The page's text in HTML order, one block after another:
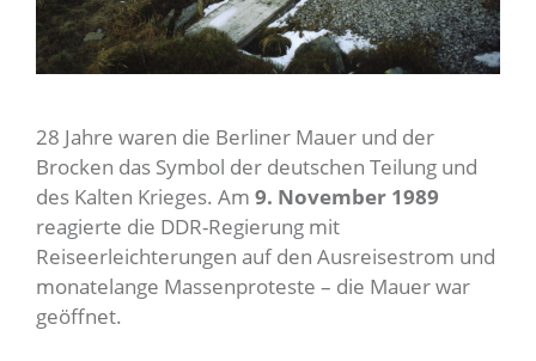
28 Jahre waren die Berliner Mauer und der
Brocken das Symbol der deutschen Teilung und
des Kalten Krieges. Am 9. November 1989
reagierte die DDR-Regierung mit
Reiseerleichterungen auf den Ausreisestrom und
monatelange Massenproteste – die Mauer war
geöffnet.